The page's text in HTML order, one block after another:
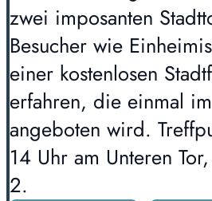
zwei imposanten
Besucher wie
einer kostenlosen
erfahren, die einmal
angeboten wird.
14 Uhr am Unteren
2.